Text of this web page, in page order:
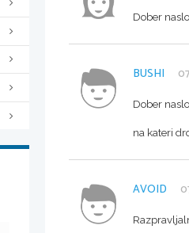
Dober
BUSHI
Dober
na kateri
AVOID